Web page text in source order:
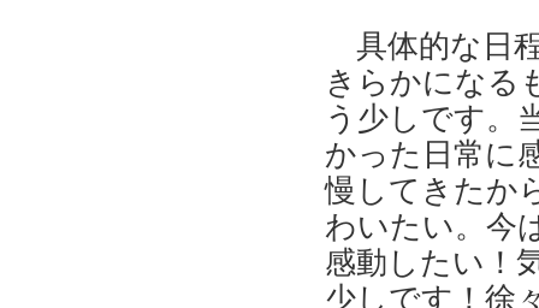
具体的な日
きらかになる
う少しです。
かった日常に
慢してきたか
わいたい。今
感動したい！
少しです！徐